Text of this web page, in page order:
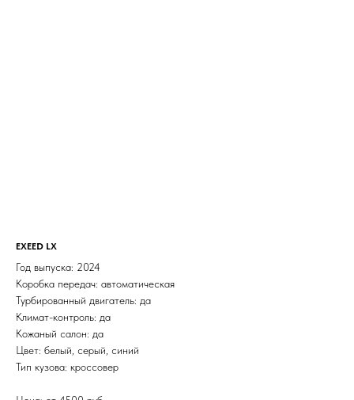
EXEED LX
Год выпуска: 2024
Коробка передач: автоматическая
Турбированный двигатель: да
Климат-контроль: да
Кожаный салон: да
Цвет: белый, серый, синий
Тип кузова: кроссовер